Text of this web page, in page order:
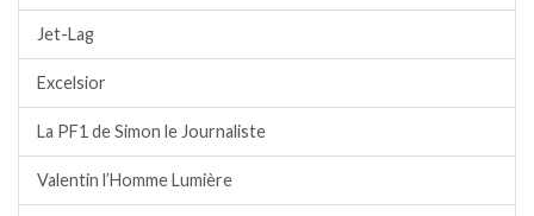
Jet-Lag
Excelsior
La PF1 de Simon le Journaliste
Valentin l’Homme Lumière